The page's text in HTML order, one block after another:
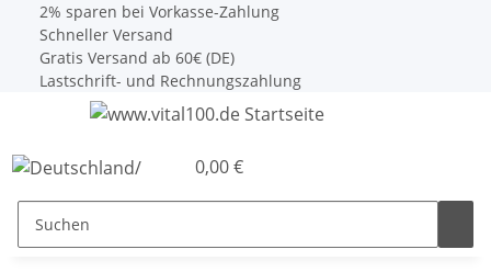
2% sparen bei Vorkasse-Zahlung
Schneller Versand
Gratis Versand ab 60€ (DE)
Lastschrift- und Rechnungszahlung
0,00 €